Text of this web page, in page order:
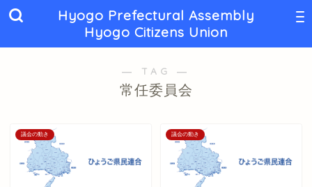
Hyogo Prefectural Assembly
Hyogo Citizens Union
― TAG ―
常任委員会
議会の動き 議会の動き